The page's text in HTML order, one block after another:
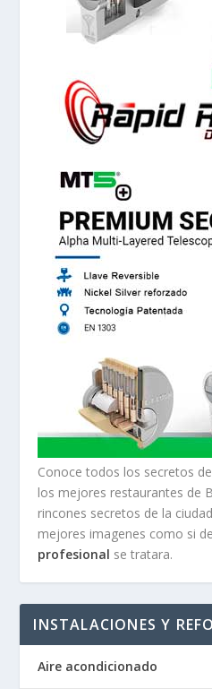
Conoce todos los secretos
los mejores restaurantes de
rincones secretos de la
mejores imagenes como si
profesional se tratara.
INSTALACIONES Y
Aire acondicionado